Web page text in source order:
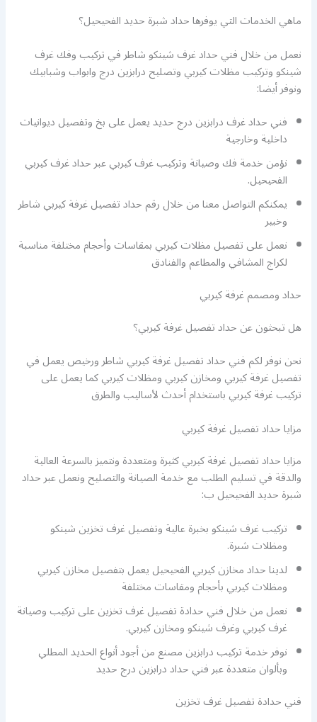
ماهي الخدمات التي يوفرها حداد شبرة حديد الفحيحيل؟
نعمل من خلال فني حداد غرف شينكو شاطر في تركيب وفك غرف
شينكو وتركيب مظلات كيربي وتصليح درابزين درج وابواب وشبابيك
ونوفر أيضا:
فني حداد غرف درابزين درج حديد يعمل على بخ وتفصيل ديوانيات
داخلية وخارجية
نؤمن خدمة فك وصيانة وتركيب غرف كيربي عبر حداد غرف كيربي
الفحيحيل.
يمكنكم التواصل معنا من خلال رقم حداد تفصيل غرفة كيربي شاطر
وخبير
نعمل على تفصيل مظلات كيربي بمقاسات وأحجام مختلفة مناسبة
لكراج المشافي والمطاعم والفنادق
حداد ومصمم غرفة كيربي
هل تبحثون عن حداد تفصيل غرفة كيربي؟
نحن نوفر لكم فني حداد تفصيل غرفة كيربي شاطر ورخيص يعمل في
تفصيل غرفة كيربي ومخازن كيربي ومظلات كيربي كما يعمل على
تركيب غرفة كيربي باستخدام أحدث لأساليب والطرق
مزايا حداد تفصيل غرفة كيربي
مزايا حداد تفصيل غرفة كيربي كثيرة ومتعددة ونتميز بالسرعة العالية
والدقة في تسليم الطلب مع خدمة الصيانة والتصليح ونعمل عبر حداد
شبرة حديد الفحيحيل ب:
تركيب غرف شينكو بخبرة عالية وتفصيل غرف تخزين شينكو
ومظلات شبرة.
لدينا حداد مخازن كيربي الفحيحيل يعمل بتفصيل مخازن كيربي
ومظلات كيربي بأحجام ومقاسات مختلفة
نعمل من خلال فني حدادة تفصيل غرف تخزين على تركيب وصيانة
غرف كيربي وغرف شينكو ومخازن كيربي.
نوفر خدمة تركيب درابزين مصنع من أجود أنواع الحديد المطلي
وبألوان متعددة عبر فني حداد درابزين درج حديد
فني حدادة تفصيل غرف تخزين